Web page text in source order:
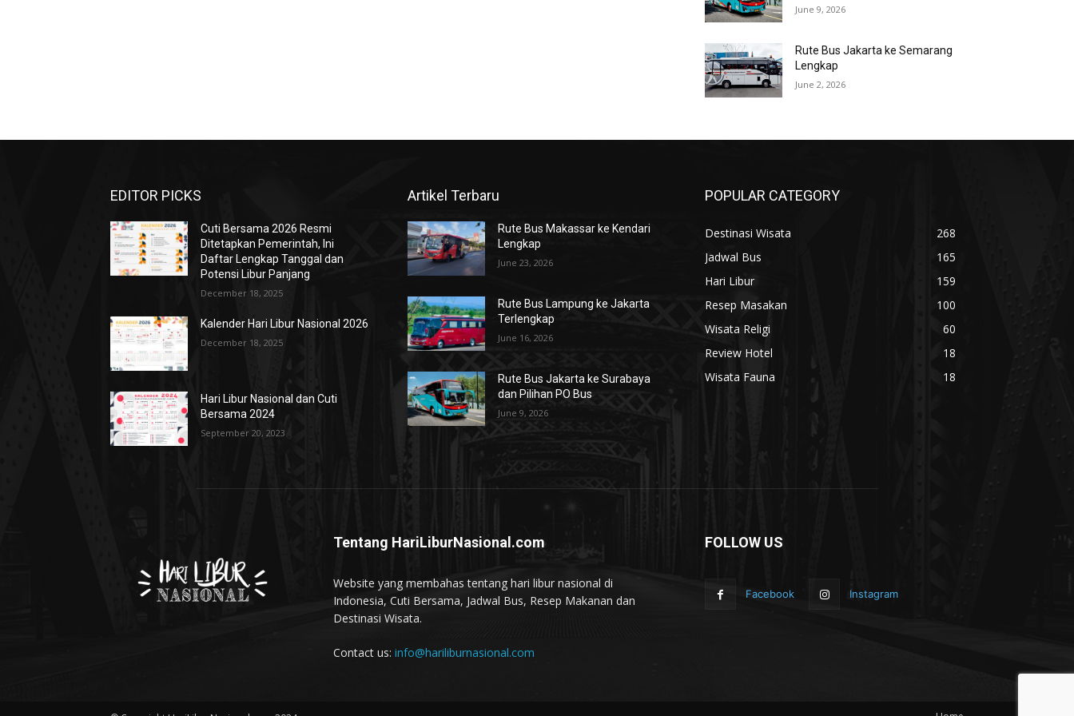
June 9, 2026
Rute Bus Jakarta ke Semarang
Lengkap
June 2, 2026
EDITOR PICKS
Cuti Bersama 2026 Resmi
Ditetapkan Pemerintah, Ini
Daftar Lengkap Tanggal dan
Potensi Libur Panjang
December 18, 2025
Kalender Hari Libur Nasional 2026
December 18, 2025
Hari Libur Nasional dan Cuti
Bersama 2024
September 20, 2023
Artikel Terbaru
Rute Bus Makassar ke Kendari
Lengkap
June 23, 2026
Rute Bus Lampung ke Jakarta
Terlengkap
June 16, 2026
Rute Bus Jakarta ke Surabaya
dan Pilihan PO Bus
June 9, 2026
POPULAR CATEGORY
Destinasi Wisata
268
Jadwal Bus
165
Hari Libur
159
Resep Masakan
100
Wisata Religi
60
Review Hotel
18
Wisata Fauna
18
Tentang HariLiburNasional.com
Website yang membahas tentang hari libur nasional di
Indonesia, Cuti Bersama, Jadwal Bus, Resep Makanan dan
Destinasi Wisata.
Contact us: info@hariliburnasional.com
FOLLOW US
Facebook Instagram